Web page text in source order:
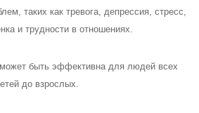
таких как тревога, депрессия, стресс,
и трудности в отношениях.
может быть эффективна для людей всех
до взрослых.